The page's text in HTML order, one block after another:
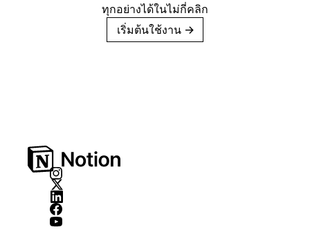
ทุกอย่างได้ในไม่กี่คลิก
เริ่มต้นใช้งาน →